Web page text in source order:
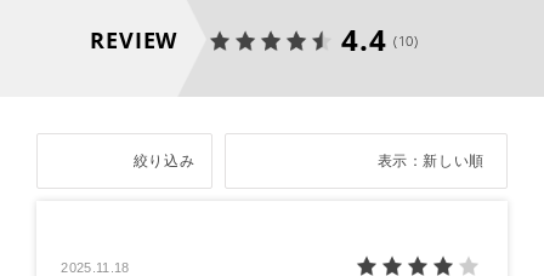
REVIEW 4.4 (10)
絞り込み 表示：新しい順
2025.11.18